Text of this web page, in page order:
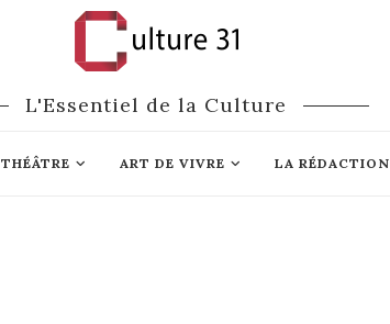
L'Essentiel de la Culture
THÉÂTRE ART DE VIVRE LA RÉDACTION